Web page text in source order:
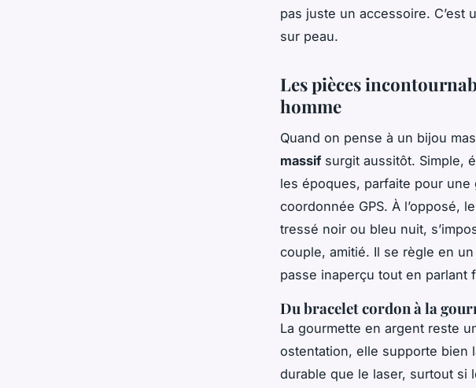
pas juste un accessoire. C’est
sur peau.
Les pièces
homme
Quand on pense à un bijou
massifsurgit aussitôt. Simple,
les époques, parfaite pour
coordonnée GPS. À l’opposé,
tressé noir ou bleu nuit,
couple, amitié. Il se règle en
passe inaperçu tout en parlant
Du bracelet cordon à la
La gourmette en argent reste
ostentation, elle supporte bien
durable que le laser, surtout si